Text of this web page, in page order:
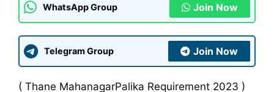
WhatsApp Group Join Now
Telegram Group Join Now
( Thane MahanagarPalika Requirement 2023 )